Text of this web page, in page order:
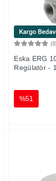
Eska ERG
Regülatör -
%51